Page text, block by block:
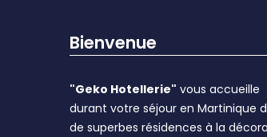
Bienvenue
"Geko Hotellerie" vous accueille
durant votre séjour en Martinique
de superbes résidences à la